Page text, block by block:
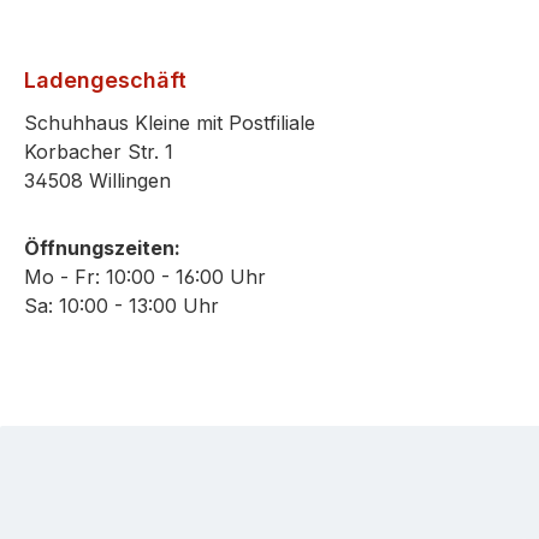
Ladengeschäft
Schuhhaus Kleine mit Postfiliale
Korbacher Str. 1
34508 Willingen
Öffnungszeiten:
Mo - Fr: 10:00 - 16:00 Uhr
Sa: 10:00 - 13:00 Uhr